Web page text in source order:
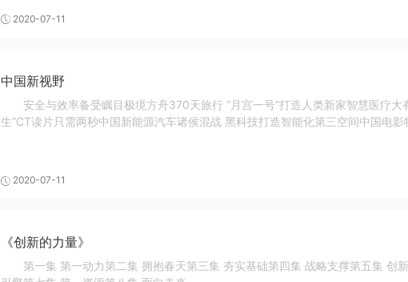
2020-07-11
中国新视野
安全与效率备受瞩目极境方舟370天旅行 “月宫一号”打造人类新家智慧医疗大
生”CT读片只需两秒中国新能源汽车诸侯混战 黑科技打造智能化第三空间中国电影
2020-07-11
《创新的力量》
第一集 第一动力第二集 拥抱春天第三集 夯实基础第四集 战略支撑第五集 创